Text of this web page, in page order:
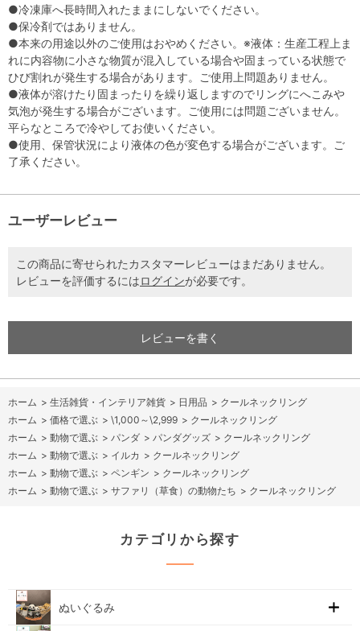
●冷凍庫へ長時間入れたままにしないでください。
●保冷剤ではありません。
●本来の用途以外のご使用はおやめください。※液体：生産工程上ま
れに内容物に小さな物質が混入している場合や固まっている状態で
ひび割れが発生する場合があります。ご使用上問題ありません。
●液体が溶けたり固まったりを繰り返しますのでリングにへこみや
気泡が発生する場合がございます。ご使用には問題ございません。
平らなところで冷やしてお使いください。
●使用、保管状況により液体の色が変色する場合がございます。ご
了承ください。
ユーザーレビュー
この商品に寄せられたカスタマーレビューはまだありません。
レビューを評価するにはログインが必要です。
レビューを書く
ホーム > 生活雑貨・インテリア雑貨 > 日用品 > クールネックリング
ホーム > 価格で選ぶ > \1,000～\2,999 > クールネックリング
ホーム > 動物で選ぶ > パンダ > パンダグッズ > クールネックリング
ホーム > 動物で選ぶ > イルカ > クールネックリング
ホーム > 動物で選ぶ > ペンギン > クールネックリング
ホーム > 動物で選ぶ > サファリ（草食）の動物たち > クールネックリング
カテゴリから探す
ぬいぐるみ